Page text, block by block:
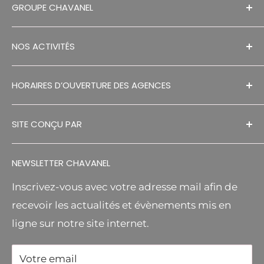
GROUPE CHAVANEL
RECRUTEMENTS
CONTACT
S.A.V
NOS ACTIVITÉS
ESPACES VERTS
MR BRICOLAGE RELAIS
HORAIRES D’OUVERTURE DES AGENCES
NEWSLETTER CHAVANEL
Inscrivez-vous avec votre adresse mail afin de
recevoir les actualités et évènements mis en
ligne sur notre site internet.
Votre email
SITE CONÇU PAR